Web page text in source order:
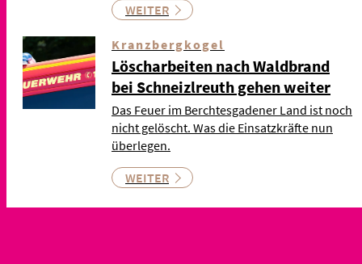
WEITER
Kranzbergkogel
Löscharbeiten nach Waldbrand
bei Schneizlreuth gehen weiter
Das Feuer im Berchtesgadener Land ist noch
nicht gelöscht. Was die Einsatzkräfte nun
überlegen.
WEITER